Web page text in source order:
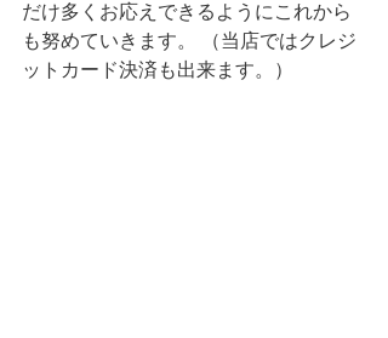
だけ多くお応えできるようにこれから
も努めていきます。 （当店ではクレジ
ットカード決済も出来ます。）